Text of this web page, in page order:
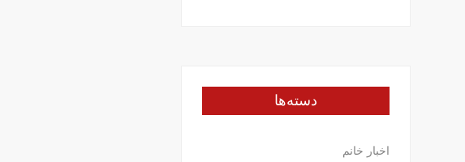
دسته‌ها
اخبار خانم